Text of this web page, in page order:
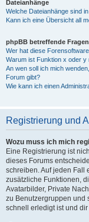
Dateianhänge
Welche Dateianhänge sind
Kann ich eine Übersicht all
phpBB betreffende Fragen
Wer hat diese
Warum ist Funktion x oder y
An wen soll ich mich
Forum gibt?
Wie kann ich einen
Registrierung und
Wozu muss ich mich
Eine Registrierung ist
dieses Forums
schreiben. Auf jeden Fall
zusätzliche Funktionen,
Avatarbilder, Private
zu Benutzergruppen und
schnell erledigt ist und